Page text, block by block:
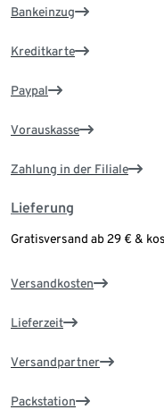
Bankeinzug
Kreditkarte
Paypal
Vorauskasse
Zahlung in der Filiale
Lieferung
Gratisversand ab 29 € &
Versandkosten
Lieferzeit
Versandpartner
Packstation